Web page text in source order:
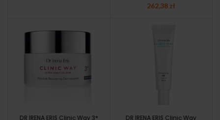
262,38 zł
DR IRENA ERIS Clinic Way 3°
DR IRENA ERIS Clinic Way